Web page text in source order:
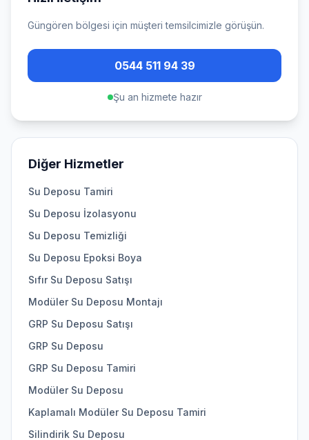
Güngören bölgesi için müşteri temsilcimizle görüşün.
0544 511 94 39
Şu an hizmete hazır
Diğer Hizmetler
Su Deposu Tamiri
Su Deposu İzolasyonu
Su Deposu Temizliği
Su Deposu Epoksi Boya
Sıfır Su Deposu Satışı
Modüler Su Deposu Montajı
GRP Su Deposu Satışı
GRP Su Deposu
GRP Su Deposu Tamiri
Modüler Su Deposu
Kaplamalı Modüler Su Deposu Tamiri
Silindirik Su Deposu